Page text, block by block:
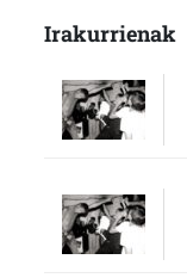
Irakurrienak